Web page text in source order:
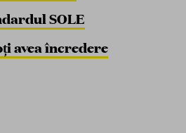
SOLE
avea încredere